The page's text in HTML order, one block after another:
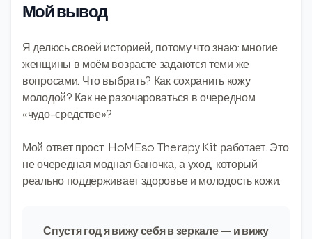
Мой вывод
Я делюсь своей историей, потому что знаю: многие
женщины в моём возрасте задаются теми же
вопросами. Что выбрать? Как сохранить кожу
молодой? Как не разочароваться в очередном
«чудо-средстве»?
Мой ответ прост: HoMEso Therapy Kit работает. Это
не очередная модная баночка, а уход, который
реально поддерживает здоровье и молодость кожи.
Спустя год я вижу себя в зеркале — и вижу